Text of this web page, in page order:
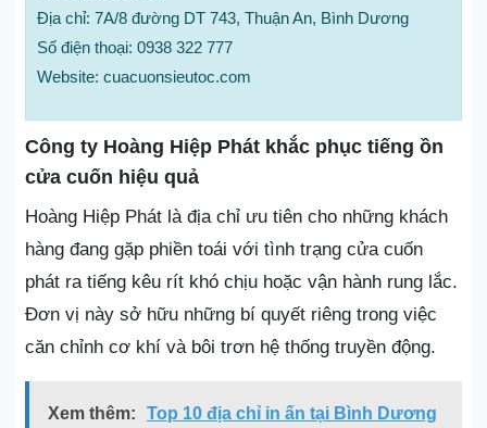
Địa chỉ: 7A/8 đường DT 743, Thuận An, Bình Dương
Số điện thoại: 0938 322 777
Website: cuacuonsieutoc.com
Công ty Hoàng Hiệp Phát khắc phục tiếng ồn
cửa cuốn hiệu quả
Hoàng Hiệp Phát là địa chỉ ưu tiên cho những khách
hàng đang gặp phiền toái với tình trạng cửa cuốn
phát ra tiếng kêu rít khó chịu hoặc vận hành rung lắc.
Đơn vị này sở hữu những bí quyết riêng trong việc
căn chỉnh cơ khí và bôi trơn hệ thống truyền động.
Xem thêm: Top 10 địa chỉ in ấn tại Bình Dương